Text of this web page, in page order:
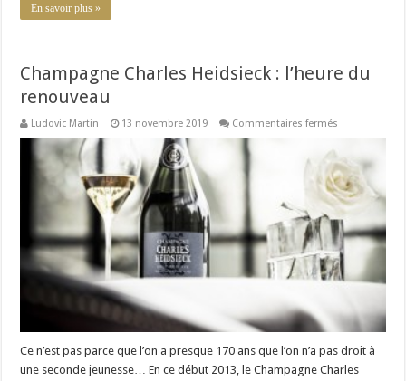
En savoir plus »
Champagne Charles Heidsieck : l’heure du
renouveau
Ludovic Martin 13 novembre 2019 Commentaires fermés
Heidsieck
:
l’heure
du
renouveau
Ce n’est pas parce que l’on a presque 170 ans que l’on n’a pas droit à
une seconde jeunesse… En ce début 2013, le Champagne Charles